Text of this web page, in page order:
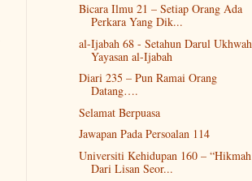
Bicara Ilmu 21 – Setiap Orang Ada
Perkara Yang Dik...
al-Ijabah 68 - Setahun Darul Ukhwah
Yayasan al-Ijabah
Diari 235 – Pun Ramai Orang
Datang….
Selamat Berpuasa
Jawapan Pada Persoalan 114
Universiti Kehidupan 160 – “Hikmah
Dari Lisan Seor...